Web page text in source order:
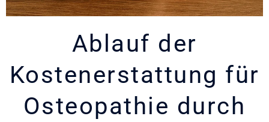
Ablauf der
Kostenerstattung für
Osteopathie durch